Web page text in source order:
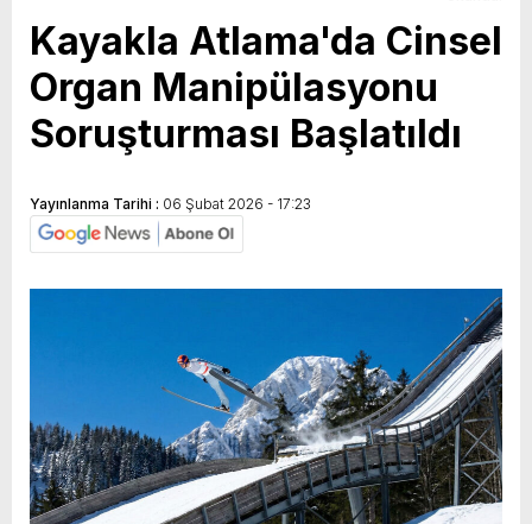
Kayakla Atlama'da Cinsel
Organ Manipülasyonu
Soruşturması Başlatıldı
Yayınlanma Tarihi : 06 Şubat 2026 - 17:23